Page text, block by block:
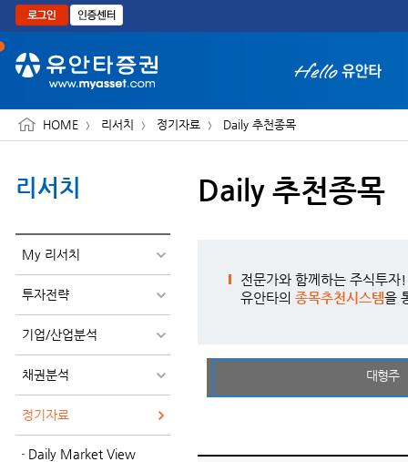
본문으로 바로가기
HOME 리서치 정기자료 Daily 추천종목
리서치
My 리서치
투자전략
기업/산업분석
채권분석
정기자료
Daily Market View
Daily 추천종목
전문가와 함께하는 주식투자!
유안타의 종목추천시스템을
대형주